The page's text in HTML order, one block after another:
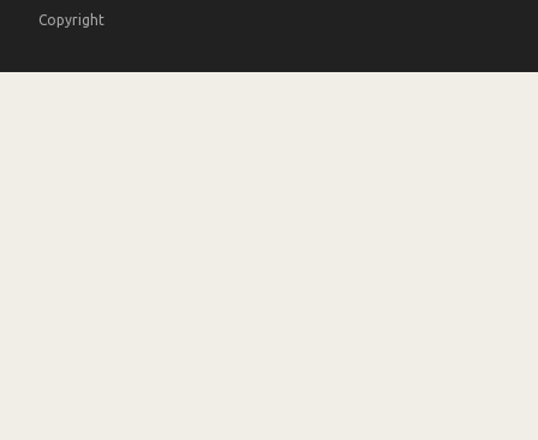
Copyright